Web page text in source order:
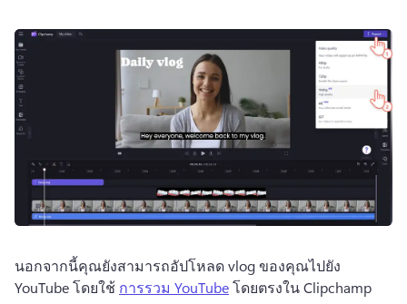
นอกจากนี้คุณยังสามารถอัปโหลด vlog ของคุณไปยัง
YouTube โดยใช้ การรวม YouTube โดยตรงใน Clipchamp